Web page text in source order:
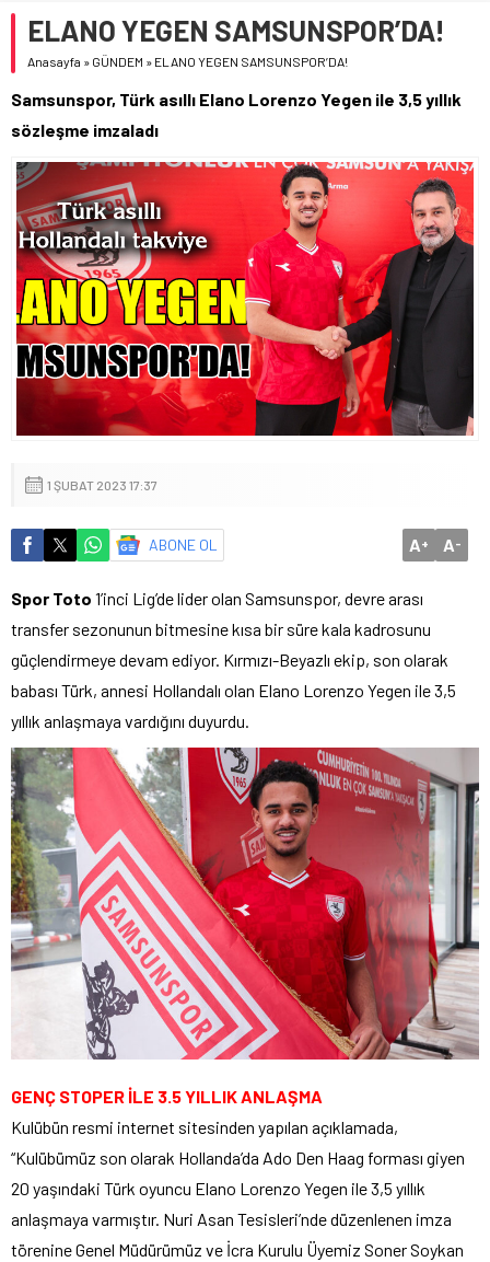
ELANO YEGEN SAMSUNSPOR’DA!
Anasayfa » GÜNDEM » ELANO YEGEN SAMSUNSPOR’DA!
Samsunspor, Türk asıllı Elano Lorenzo Yegen ile 3,5 yıllık
sözleşme imzaladı
1 ŞUBAT 2023 17:37
ABONE OL A+ A-
Spor Toto 1’inci Lig’de lider olan Samsunspor, devre arası
transfer sezonunun bitmesine kısa bir süre kala kadrosunu
güçlendirmeye devam ediyor. Kırmızı-Beyazlı ekip, son olarak
babası Türk, annesi Hollandalı olan Elano Lorenzo Yegen ile 3,5
yıllık anlaşmaya vardığını duyurdu.
GENÇ STOPER İLE 3.5 YILLIK ANLAŞMA
Kulübün resmi internet sitesinden yapılan açıklamada,
“Kulübümüz son olarak Hollanda’da Ado Den Haag forması giyen
20 yaşındaki Türk oyuncu Elano Lorenzo Yegen ile 3,5 yıllık
anlaşmaya varmıştır. Nuri Asan Tesisleri’nde düzenlenen imza
törenine Genel Müdürümüz ve İcra Kurulu Üyemiz Soner Soykan